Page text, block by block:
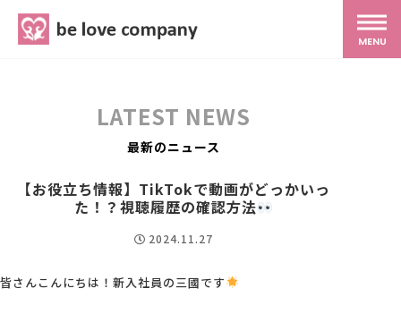
MENU
SNS広報
LATEST NEWS
最新のニュース
【お役立ち情報】TikTokで動画がどっかいっ
た！？視聴履歴の確認方法
2024.11.27
皆さんこんにちは！新入社員の三國です